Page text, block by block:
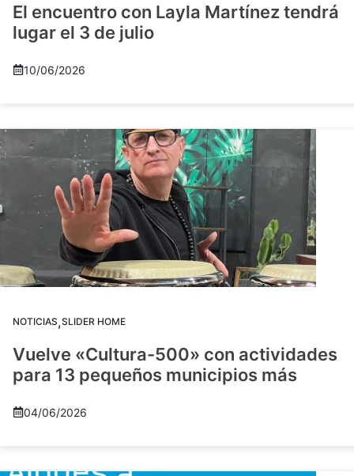
El encuentro con Layla Martínez tendrá
lugar el 3 de julio
10/06/2026
NOTICIAS,SLIDER HOME
Vuelve «Cultura-500» con actividades
para 13 pequeños municipios más
04/06/2026